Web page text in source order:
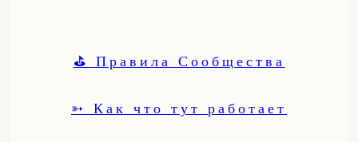
⛳ Правила Сообщества
➳ Как что тут работает